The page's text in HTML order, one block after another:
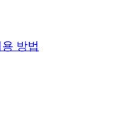
방법